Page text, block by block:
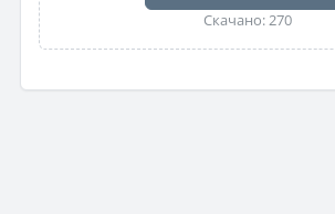
Скачано: 270